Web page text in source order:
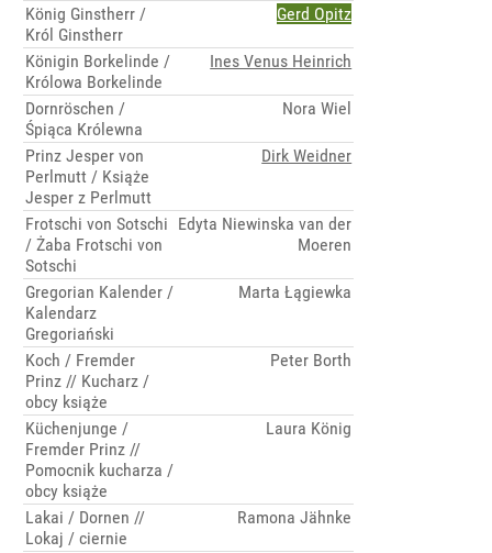
König Ginstherr /
Król Ginstherr
Gerd Opitz
Königin Borkelinde /
Królowa Borkelinde
Ines Venus Heinrich
Dornröschen /
Śpiąca Królewna
Nora Wiel
Prinz Jesper von
Perlmutt / Książe
Jesper z Perlmutt
Dirk Weidner
Frotschi von Sotschi
/ Żaba Frotschi von
Sotschi
Edyta Niewinska van der
Moeren
Gregorian Kalender /
Kalendarz
Gregoriański
Marta Łągiewka
Koch / Fremder
Prinz // Kucharz /
obcy książe
Peter Borth
Küchenjunge /
Fremder Prinz //
Pomocnik kucharza /
obcy książe
Laura König
Lakai / Dornen //
Lokaj / ciernie
Ramona Jähnke